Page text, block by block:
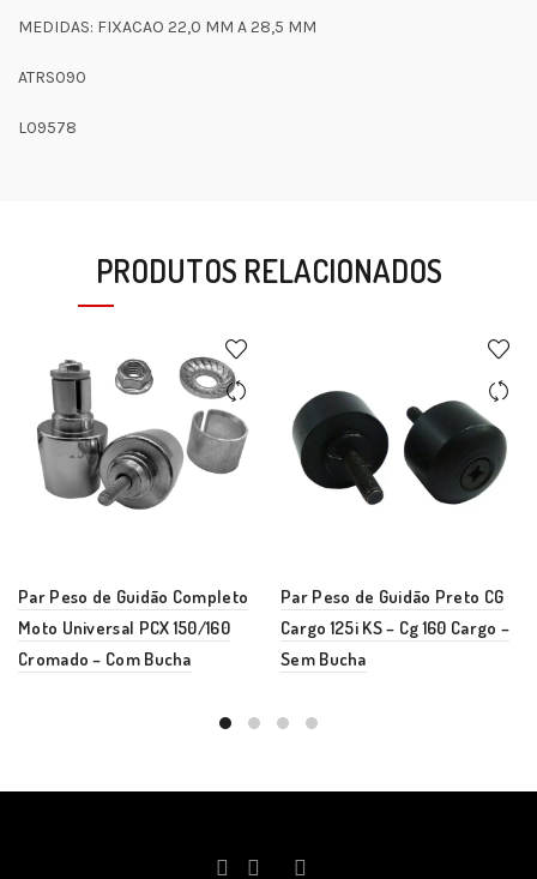
MEDIDAS: FIXACAO 22,0 MM A 28,5 MM
ATRS090
L09578
PRODUTOS RELACIONADOS
Par Peso de Guidão Completo
Moto Universal PCX 150/160
Cromado – Com Bucha
Par Peso de Guidão Preto CG
Cargo 125i KS – Cg 160 Cargo –
Sem Bucha